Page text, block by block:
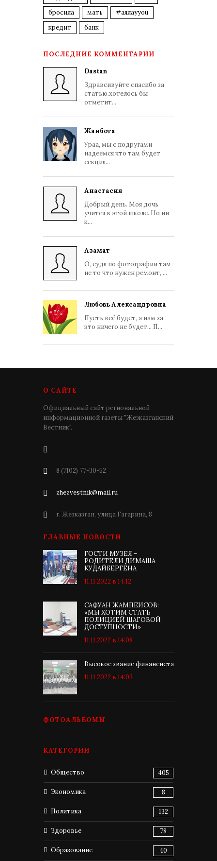
бросила
мать
#аялауyou
кредит
банк
ПОСЛЕДНИЕ КОММЕНТАРИИ
Dastan
Здравсивуйте спасибо за
статью.хотелось бы
отметит...
Жанбота
Ураа, мы с подругами
надеемся что там будет
секция...
Анастасия
Добрый день. Моя дочь
учится в этой школе. Но ни
к...
Азамат
О, судя по фотографии там
не то что нужен ремонт, ...
Любовь Александровна
Пусть всё будет, а нам за
это ничего не будет... П...
О САЙТЕ
Официальный сайт региональной
информационной газеты "Жезказганский
Вестник".
8 (7102) 77-30-52
zhezvestnik@mail.ru
г. Жезказган, улица Гагарина, 8
ГЛАВНЫЕ НОВОСТИ
ГОСТИ МУЗЕЯ –
РОДИТЕЛИ ДИМАША
КУДАЙБЕРГЕНА
11.11.2022 в 14:12
САФУАН ЖАМПЕИСОВ:
«МЫ ХОТИМ СТАТЬ
ПОЛИЦИЕЙ ШАГОВОЙ
ДОСТУПНОСТИ»
11.11.2022 в 14:08
Высокое звание финансиста
11.11.2022 в 14:03
ФОТОАЛЬБОМЫ
КАТЕГОРИИ
Общество 405
Экономика 8
Политика 132
Здоровье 78
Образование 40